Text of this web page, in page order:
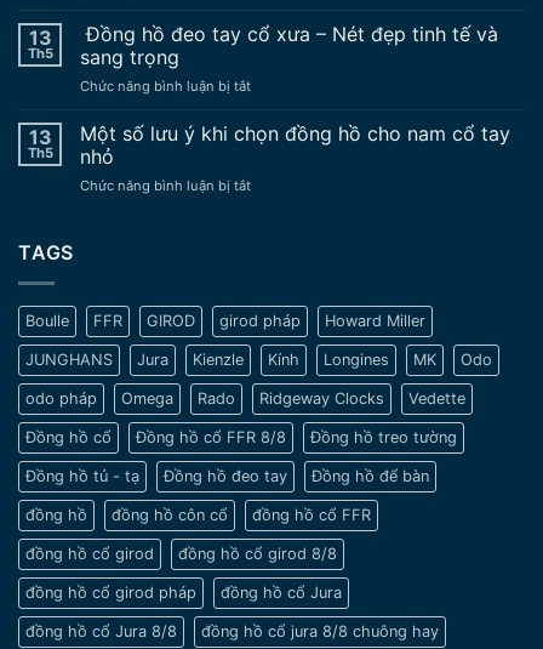
dụng
nâng
chế
hồ
Mido
tay
Vẻ
Tồn
13
Th5
Đồng hồ đeo tay cổ xưa – Nét đẹp tinh tế và
sang trọng
Chức năng bình luận bị tắtở
hồ
đeo
cổ
tế
và
sang
trọng
13
Th5
Một số lưu ý khi chọn đồng hồ cho nam cổ tay
nhỏ
Chức năng bình luận bị tắtở
chọn
đồng
hồ
cho
nam
cổ
tay
nhỏ
TAGS
Boulle FFR GIROD girod pháp Howard Miller
JUNGHANS Jura Kienzle Kính Longines MK Odo
odo pháp Omega Rado Ridgeway Clocks Vedette
Đồng hồ cổ Đồng hồ cổ FFR 8/8 Đồng hồ treo tường
Đồng hồ tủ - tạ Đồng hồ đeo tay Đồng hồ để bàn
đồng hồ đồng hồ côn cổ đồng hồ cổ FFR
đồng hồ cổ girod đồng hồ cổ girod 8/8
đồng hồ cổ girod pháp đồng hồ cổ Jura
đồng hồ cổ Jura 8/8 đồng hồ cổ jura 8/8 chuông hay